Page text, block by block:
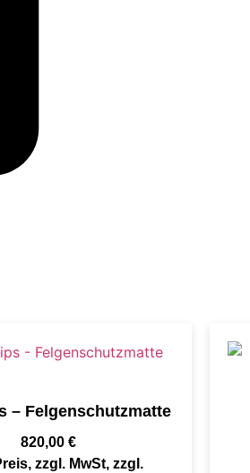
– Felgenschutzmatte
820,00 €
zzgl. MwSt, zzgl.